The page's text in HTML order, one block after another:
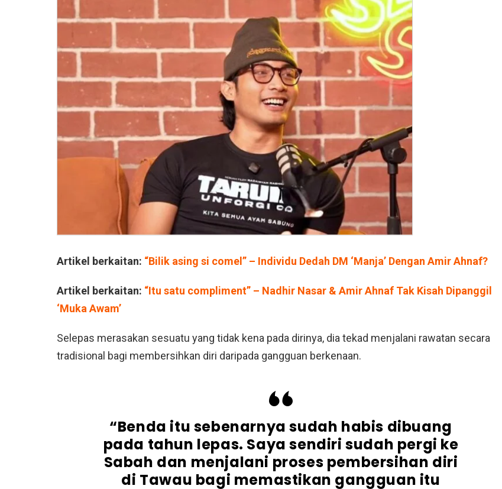
Artikel berkaitan: “Bilik asing si comel” – Individu Dedah DM ‘Manja’ Dengan Amir Ahnaf?
Artikel berkaitan: “Itu satu compliment” – Nadhir Nasar & Amir Ahnaf Tak Kisah Dipanggil
‘Muka Awam’
Selepas merasakan sesuatu yang tidak kena pada dirinya, dia tekad menjalani rawatan secara
tradisional bagi membersihkan diri daripada gangguan berkenaan.
“Benda itu sebenarnya sudah habis dibuang
pada tahun lepas. Saya sendiri sudah pergi ke
Sabah dan menjalani proses pembersihan diri
di Tawau bagi memastikan gangguan itu